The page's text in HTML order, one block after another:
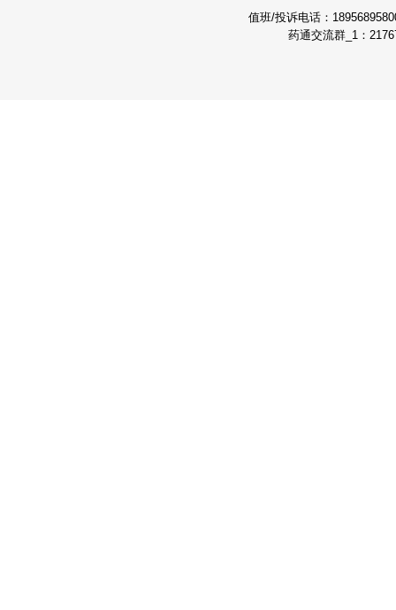
值班/投诉电话：
药通交流群_1：